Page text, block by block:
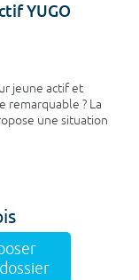
YUGO
jeune actif et
remarquable ? La
une situation